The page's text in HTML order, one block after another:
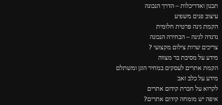
תכנון ואדריכלות – הדרך הנכונה
עיצוב פנים משפיע
הקמת גינה פרטית חלומית
נדנדה לגינה – הבחירה הנכונה
צריכים שרות צילום מקצועי ?
מידע על מסיבת בר מצווה
הקמת אתרים לעסקים במחיר הוגן ומשתלם
מידע על כלב זאב
לקרוא על חברת קידום אתרים
איפה יש מומחה קידום אתרים?